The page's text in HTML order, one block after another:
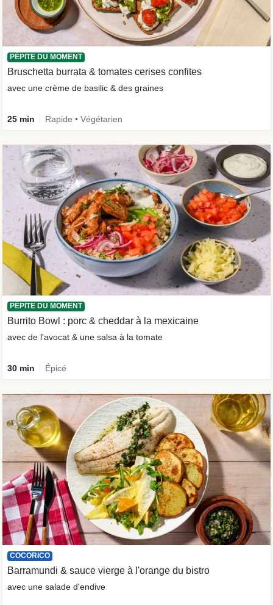
PÉPITE DU MOMENT
Bruschetta burrata & tomates cerises confites
avec une crème de basilic & des graines
25 min Rapide • Végétarien
PÉPITE DU MOMENT
Burrito Bowl : porc & cheddar à la mexicaine
avec de l'avocat & une salsa à la tomate
30 min Épicé
COCORICO
Barramundi & sauce vierge à l'orange du bistro
avec une salade d'endive